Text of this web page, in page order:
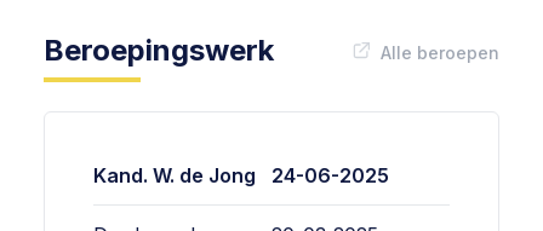
Beroepingswerk Alle beroepen
Kand. W. de Jong 24-06-2025